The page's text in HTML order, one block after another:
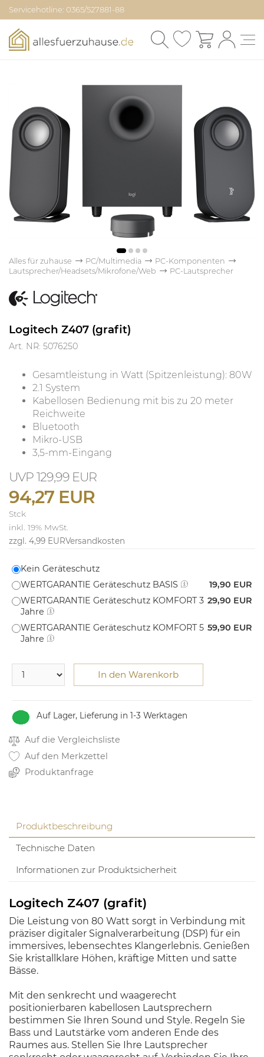
Servicehotline: 0365/527881-88
Alles für zuhause PC/Multimedia
PC-Komponenten
Lautsprecher/Headsets/Mikrofone/Web
PC-Lautsprecher
Logitech Z407 (grafit)
Art. NR: 5076250
Gesamtleistung in Watt (Spitzenleistung): 80W
2.1 System
Kabellosen Bedienung mit bis zu 20 meter
Reichweite
Bluetooth
Mikro-USB
3,5-mm-Eingang
129,99 EUR
94,27 EUR
Stck
inkl. 19% MwSt.
zzgl. 4,99 EURVersandkosten
Auf Lager, Lieferung in 1-3 Werktagen
Kein Geräteschutz
WERTGARANTIE Geräteschutz BASIS
19,90 EUR
WERTGARANTIE Geräteschutz KOMFORT 3
Jahre
29,90 EUR
WERTGARANTIE Geräteschutz KOMFORT 5
Jahre
59,90 EUR
In den Warenkorb
Auf die Vergleichsliste
Auf den Merkzettel
Produktanfrage
Produktbeschreibung
Technische Daten
Informationen zur Produktsicherheit
Logitech Z407 (grafit)
Die Leistung von 80 Watt sorgt in Verbindung mit
präziser digitaler Signalverarbeitung (DSP) für ein
immersives, lebensechtes Klangerlebnis. Genießen
Sie kristallklare Höhen, kräftige Mitten und satte
Bässe.
Mit den senkrecht und waagerecht
positionierbaren kabellosen Lautsprechern
bestimmen Sie Ihren Sound und Style. Regeln Sie
Bass und Lautstärke vom anderen Ende des
Raumes aus. Stellen Sie Ihre Lautsprecher